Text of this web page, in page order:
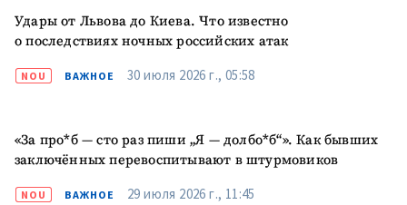
Удары от Львова до Киева. Что известно
о последствиях ночных российских атак
NOU ВАЖНОЕ 30 июля 2026 г., 05:58
«За про*б — сто раз пиши „Я — долбо*б“». Как бывших
заключённых перевоспитывают в штурмовиков
NOU ВАЖНОЕ 29 июля 2026 г., 11:45